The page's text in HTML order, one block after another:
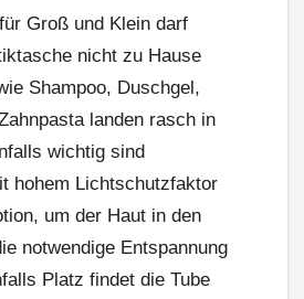
Groß und Klein darf
nicht zu Hause
Shampoo, Duschgel,
landen rasch in
wichtig sind
hohem Lichtschutzfaktor
um der Haut in den
notwendige Entspannung
Platz findet die Tube